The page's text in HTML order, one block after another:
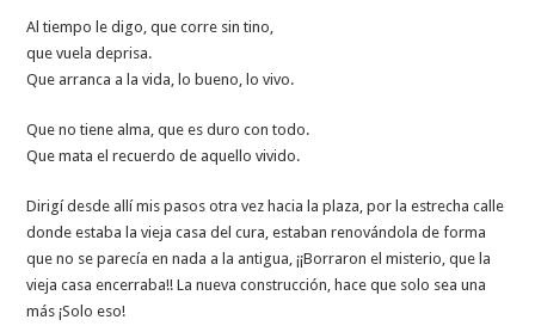
Al tiempo le digo, que corre sin tino,
que vuela deprisa.
Que arranca a la vida, lo bueno, lo vivo.
Que no tiene alma, que es duro con todo.
Que mata el recuerdo de aquello vivido.
Dirigí desde allí mis pasos otra vez hacia la plaza, por la estrecha calle
donde estaba la vieja casa del cura, estaban renovándola de forma
que no se parecía en nada a la antigua, ¡¡Borraron el misterio, que la
vieja casa encerraba!! La nueva construcción, hace que solo sea una
más ¡Solo eso!